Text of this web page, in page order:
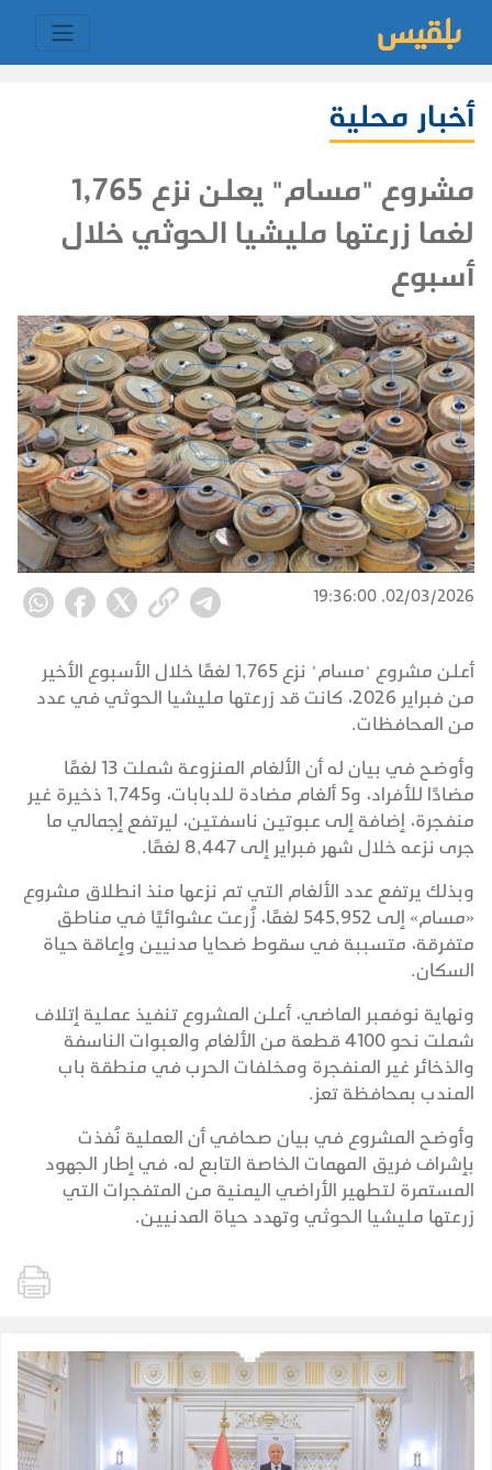
أخبار محلية
مشروع "مسام" يعلن نزع 1,765
لغما زرعتها مليشيا الحوثي خلال
أسبوع
02/03/2026, 19:36:00
أعلن مشروع "مسام" نزع 1,765 لغمًا خلال الأسبوع الأخير
من فبراير 2026، كانت قد زرعتها مليشيا الحوثي في عدد
من المحافظات.
وأوضح في بيان له أن الألغام المنزوعة شملت 13 لغمًا
مضادًا للأفراد، و5 ألغام مضادة للدبابات، و1,745 ذخيرة غير
منفجرة، إضافة إلى عبوتين ناسفتين، ليرتفع إجمالي ما
جرى نزعه خلال شهر فبراير إلى 8,447 لغمًا.
وبذلك يرتفع عدد الألغام التي تم نزعها منذ انطلاق مشروع
«مسام» إلى 545,952 لغمًا، زُرعت عشوائيًا في مناطق
متفرقة، متسببة في سقوط ضحايا مدنيين وإعاقة حياة
السكان.
ونهاية نوفمبر الماضي، أعلن المشروع تنفيذ عملية إتلاف
شملت نحو 4100 قطعة من الألغام والعبوات الناسفة
والذخائر غير المنفجرة ومخلفات الحرب في منطقة باب
المندب بمحافظة تعز.
وأوضح المشروع في بيان صحافي أن العملية نُفذت
بإشراف فريق المهمات الخاصة التابع له، في إطار الجهود
المستمرة لتطهير الأراضي اليمنية من المتفجرات التي
زرعتها مليشيا الحوثي وتهدد حياة المدنيين.